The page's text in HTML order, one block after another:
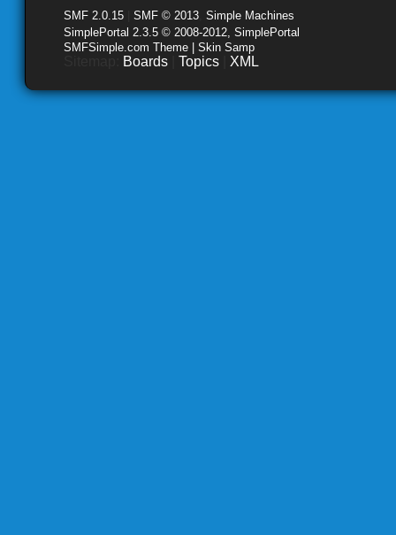
SMF 2.0.15 SMF © 2013 Simple Machines
SimplePortal 2.3.5 © 2008-2012, SimplePortal
SMFSimple.com Theme | Skin Samp
Boards Topics XML